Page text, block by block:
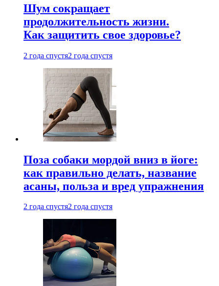
Шум сокращает
продолжительность жизни.
Как защитить свое здоровье?
2 года спустя2 года спустя
Поза собаки мордой вниз в йоге:
как правильно делать, название
асаны, польза и вред упражнения
2 года спустя2 года спустя